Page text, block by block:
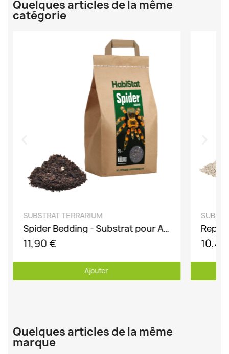
Quelques articles de la même
catégorie
DÉCOUVRIR
SUBSTRAT TERRARIUM
Spider Bedding - Substrat pour Araignées
11,90 €
Ajouter
Repti
Quelques articles de la même
marque